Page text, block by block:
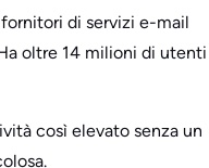
di servizi e-mail
oltre 14 milioni di utenti
così elevato senza un